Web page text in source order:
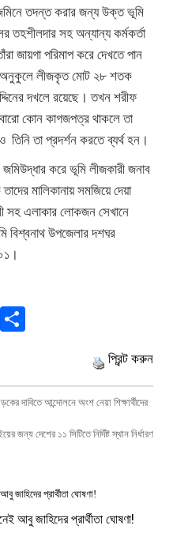
তদন্ত করার জন্য উক্ত ভূমি
তহশীলদার সহ অন্যান্য কর্মকর্তা
জায়গা পরিমাপ করে দেখতে পান
অনুকুলে লীজকৃত মোট ২৮ শতক
দখলে রয়েছে। তখন শরীফ
কোন কাগজপত্র থাকলে তা
তা প্রদর্শন করতে ব্যর্থ হন।
করে ভূমি লীজকারী জনাব
মালিকানায় সমজিয়ে দেয়া
এলাকার লোকজন সেখানে
উপজেলার দশঘর
Email
প্রিন্ট করুন
দাবিতে আন্দোলনে অংশ নেয়া শিক্ষার্থীদের
জন্য দেশের ১১ সিটিতে নির্দিষ্ট স্থান নির্ধারণ
আবু জাহিদের প্রার্থীতা ঘোষণা!